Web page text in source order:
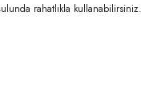
rahatlıkla kullanabilirsiniz.